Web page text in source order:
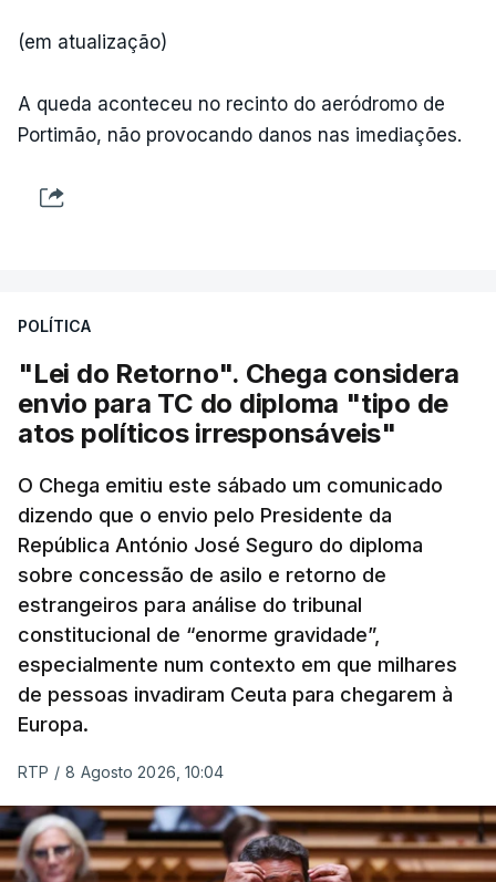
(em atualização)
A queda aconteceu no recinto do aeródromo de
Portimão, não provocando danos nas imediações.
POLÍTICA
"Lei do Retorno". Chega considera
envio para TC do diploma "tipo de
atos políticos irresponsáveis"
O Chega emitiu este sábado um comunicado
dizendo que o envio pelo Presidente da
República António José Seguro do diploma
sobre concessão de asilo e retorno de
estrangeiros para análise do tribunal
constitucional de “enorme gravidade”,
especialmente num contexto em que milhares
de pessoas invadiram Ceuta para chegarem à
Europa.
RTP / 8 Agosto 2026, 10:04